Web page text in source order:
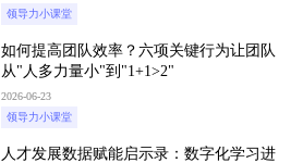
领导力小课堂
如何提高团队效率？六项关键行为让团队
从"人多力量小"到"1+1>2"
2026-06-23
领导力小课堂
人才发展数据赋能启示录：数字化学习进